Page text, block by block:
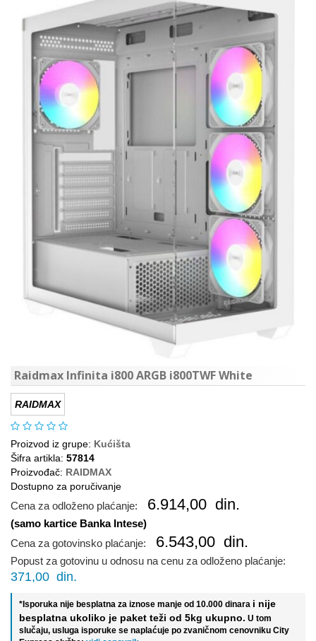
Raidmax Infinita i800 ARGB i800TWF White
RAIDMAX
Proizvod iz grupe: Kućišta
Šifra artikla: 57814
Proizvođač: RAIDMAX
Dostupno za poručivanje
Cena za odloženo plaćanje: 6.914,00 din.
(samo kartice Banka Intese)
Cena za gotovinsko plaćanje:
6.543,00 din.
Popust za gotovinu u odnosu na cenu za odloženo plaćanje:
371,00 din.
*Isporuka nije besplatna za iznose manje od 10.000 dinara i nije
besplatna ukoliko je paket teži od 5kg ukupno. U tom
slučaju, usluga isporuke se naplaćuje po zvaničnom cenovniku City